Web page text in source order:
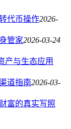
代币操作2026-
管家2026-03-24
产与生态应用
道指南2026-03-
富的真实写照